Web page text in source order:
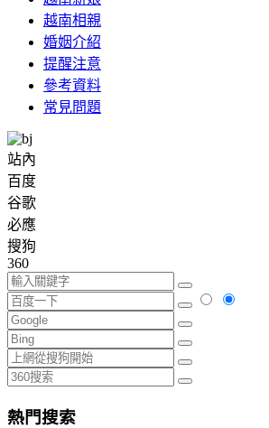
越南相親
婚姻介紹
提醒注意
參考資料
常見問題
站內
百度
谷歌
必應
搜狗
360
熱門搜索